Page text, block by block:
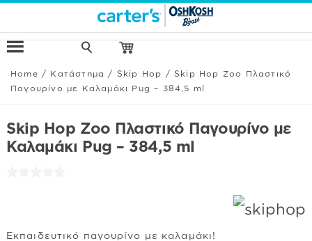
περιεχόμενο
Home / Κατάστημα / Skip Hop /Skip Hop Zoo Πλαστικό
Παγουρίνο με Καλαμάκι Pug – 384,5 ml
Skip Hop Zoo Πλαστικό Παγουρίνο με
Καλαμάκι Pug – 384,5 ml
Εκπαιδευτικό παγουρίνο με καλαμάκι!